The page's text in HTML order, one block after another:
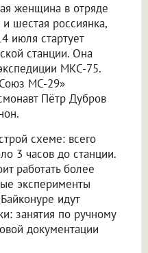
женщина в отряде
шестая россиянка,
июля стартует
станции. Она
МКС-75.
МС-29»
Пётр Дубров
схеме: всего
3 часов до станции.
работать более
эксперименты
идут
занятия по ручному
документации